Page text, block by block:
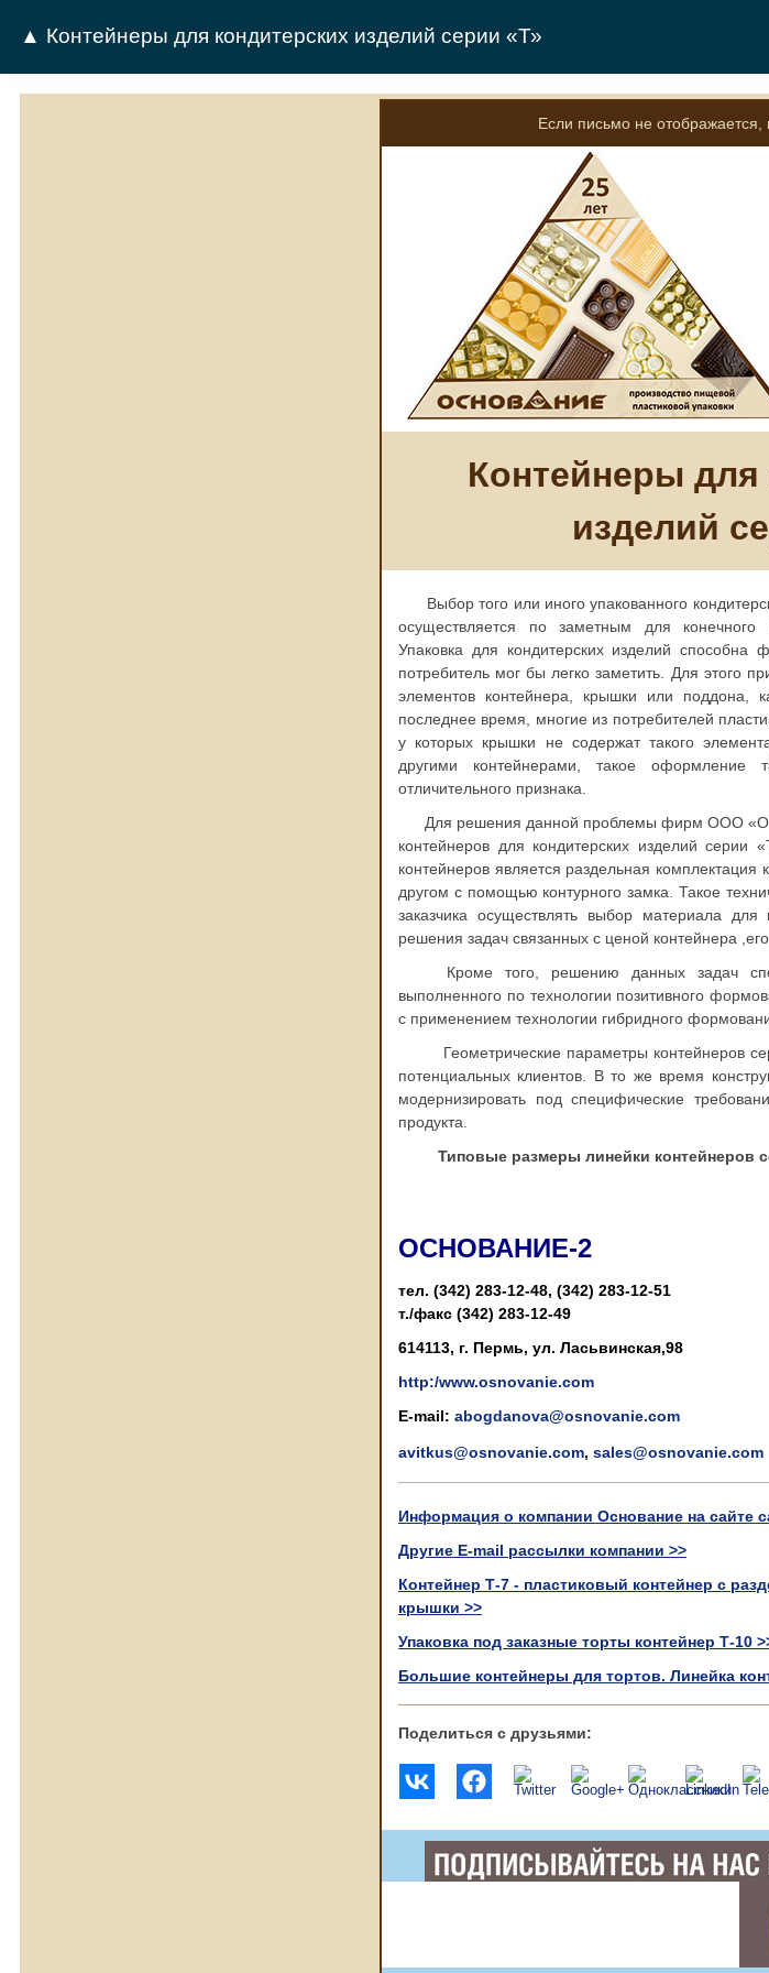
▲ Контейнеры для кондитерских изделий серии «Т»
Если письмо не отображается,
Контейнеры для
изделий
Выбор того или иного упакованного
осуществляется по заметным для конечного
Упаковка для кондитерских изделий способна
потребитель мог бы легко заметить. Для этого
элементов контейнера, крышки или поддона,
последнее время, многие из потребителей
у которых крышки не содержат такого
другими контейнерами, такое оформление
отличительного признака.
Для решения данной проблемы фирм ООО
контейнеров для кондитерских изделий серии
контейнеров является раздельная
другом с помощью контурного замка. Такое
заказчика осуществлять выбор материала для
решения задач связанных с ценой контейнера
Кроме того, решению данных задач
выполненного по технологии позитивного
с применением технологии гибридного
Геометрические параметры контейнеров
потенциальных клиентов. В то же время
модернизировать под специфические
продукта.
Типовые размеры линейки контейнеров
ОСНОВАНИЕ-2
тел. (342) 283-12-48, (342) 283-12-51
т./факс (342) 283-12-49
614113, г. Пермь, ул. Ласьвинская,98
http:/www.osnovanie.com
E-mail: abogdanova@osnovanie.com
avitkus@osnovanie.com, sales@osnovanie.com
Информация о компании Основание на сайте
Другие Е-mail рассылки компании >>
Контейнер Т-7 - пластиковый контейнер с
крышки >>
Упаковка под заказные торты контейнер Т-10
Большие контейнеры для тортов. Линейка
Поделиться с друзьями: